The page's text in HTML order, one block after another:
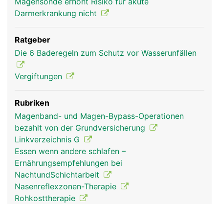
Darmerkrankung nicht
Ratgeber
Die 6 Baderegeln zum Schutz vor Wasserunfällen
Vergiftungen
Rubriken
Magenband- und Magen-Bypass-Operationen
bezahlt von der Grundversicherung
Linkverzeichnis G
Essen wenn andere schlafen –
Ernährungsempfehlungen bei
NachtundSchichtarbeit
Nasenreflexzonen-Therapie
Rohkosttherapie